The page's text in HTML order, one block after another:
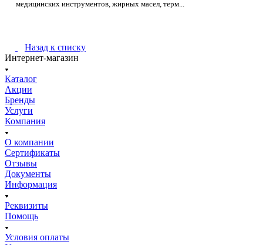
медицинских инструментов, жирных масел, терм...
Назад к списку
Интернет-магазин
Каталог
Акции
Бренды
Услуги
Компания
О компании
Сертификаты
Отзывы
Документы
Информация
Реквизиты
Помощь
Условия оплаты